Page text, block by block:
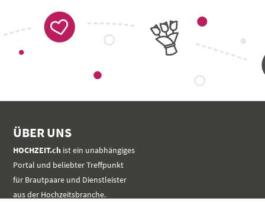
ÜBER UNS
HOCHZEIT.ch ist ein unabhängiges
Portal und beliebter Treffpunkt
für Brautpaare und Dienstleister
aus der Hochzeitsbranche.